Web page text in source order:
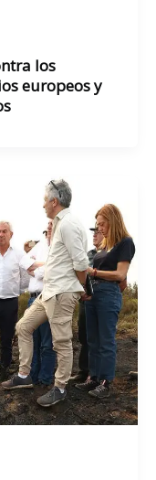
los
europeos y